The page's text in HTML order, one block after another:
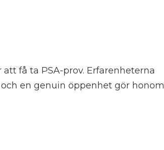
få ta PSA-prov. Erfarenheterna
en genuin öppenhet gör honom